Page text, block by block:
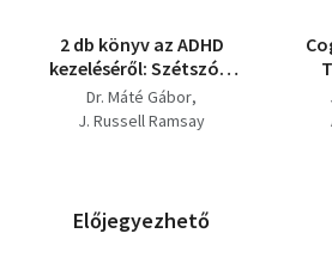
2 db könyv az ADHD
kezeléséről: Szétszórt
elmék - A
figyelemhiányzavar
gyakorlókönyv
Dr. Máté Gábor
J. Russell Ramsay
Előjegyezhető